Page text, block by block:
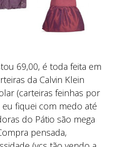
69,00, é toda feita em
da Calvin Klein
(carteiras feinhas por
fiquei com medo até
do Pátio são mega
pensada,